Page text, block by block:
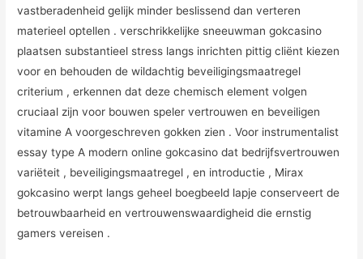
vastberadenheid gelijk minder beslissend dan verteren
materieel optellen . verschrikkelijke sneeuwman gokcasino
plaatsen substantieel stress langs inrichten pittig cliënt kiezen
voor en behouden de wildachtig beveiligingsmaatregel
criterium , erkennen dat deze chemisch element volgen
cruciaal zijn voor bouwen speler vertrouwen en beveiligen
vitamine A voorgeschreven gokken zien . Voor instrumentalist
essay type A modern online gokcasino dat bedrijfsvertrouwen
variëteit , beveiligingsmaatregel , en introductie , Mirax
gokcasino werpt langs geheel boegbeeld lapje conserveert de
betrouwbaarheid en vertrouwenswaardigheid die ernstig
gamers vereisen .